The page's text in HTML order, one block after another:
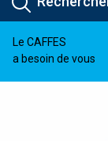
Le CAFFES
a besoin de vous